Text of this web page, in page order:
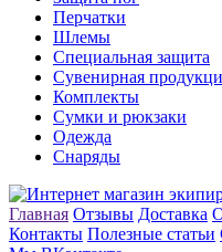
Перчатки
Шлемы
Специальная защита
Сувенирная
Комплекты
Сумки и рюкзаки
Одежда
Снаряды
Главная Отзывы Доставка
Контакты Полезные статьи